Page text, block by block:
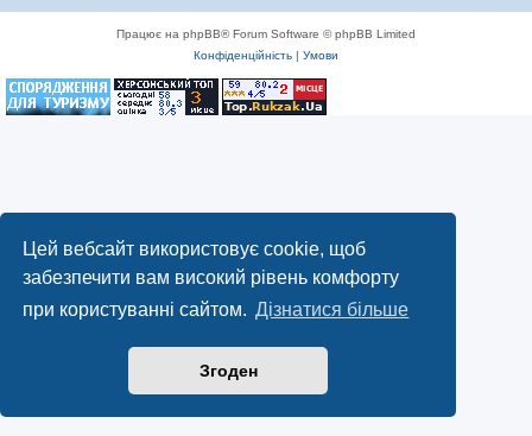
Цей вебсайт використовує cookie, щоб
забезпечити вам високий рівень комфорту
при користуванні сайтом. Дізнатися більше
Згоден
Працює на phpBB® Forum Software © phpBB Limited
Конфіденційність | Умови